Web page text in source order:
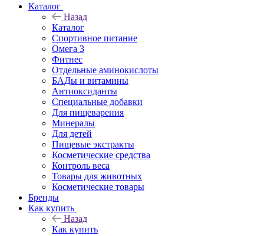
Каталог
Назад
Каталог
Спортивное питание
Омега 3
Фитнес
Отдельные аминокислоты
БАДы и витамины
Антиоксиданты
Специальные добавки
Для пищеварения
Минералы
Для детей
Пищевые экстракты
Косметические средства
Контроль веса
Товары для животных
Косметические товары
Бренды
Как купить
Назад
Как купить